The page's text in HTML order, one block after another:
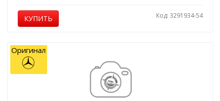
КУПИТЬ Код: 3291934-54
Оригинал